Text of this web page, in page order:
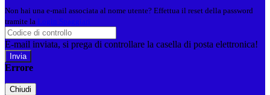
Non hai una e-mail associata al nome utente? Effettua il reset della password
tramite la Login Spaggiari
E-mail inviata, si prega di controllare la casella di posta elettronica!
Errore
Chiudi